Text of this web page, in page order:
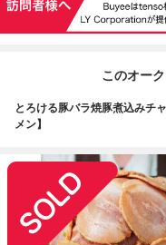
このオー
とろける豚バラ焼豚煮込みチ
メン】